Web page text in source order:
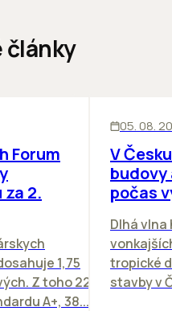
články
Forum
2.
1,75
Z toho 22
A+, 38...
05. 08.
V
počas
Dlhá
tropické
stavby v